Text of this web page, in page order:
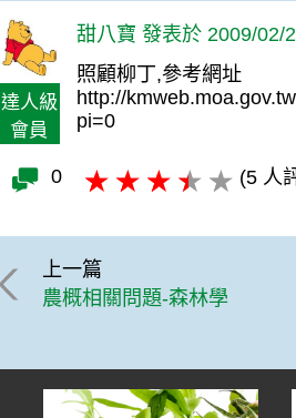
達人級
會員
甜八寶 發表於 2009/02/
照顧柳丁,參考網址
http://
pi=0
0 (5 人
上一篇
農概相關問題-森林學